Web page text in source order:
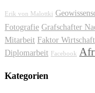
Erik von Malottki
Fotografie Grafschafter
Mitarbeit Faktor Wirtschaft
Diplomarbeit
Facebook
Kategorien